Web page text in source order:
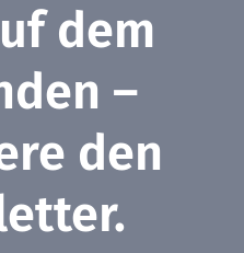
dem
–
den